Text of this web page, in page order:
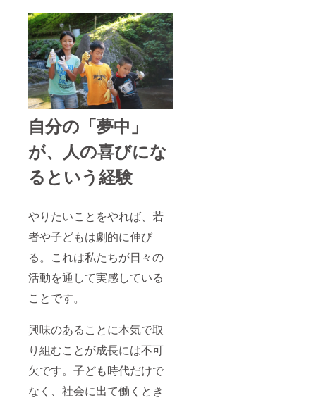
自分の「夢中」
が、人の喜びにな
るという経験
やりたいことをやれば、若
者や子どもは劇的に伸び
る。これは私たちが日々の
活動を通して実感している
ことです。
興味のあることに本気で取
り組むことが成長には不可
欠です。子ども時代だけで
なく、社会に出て働くとき